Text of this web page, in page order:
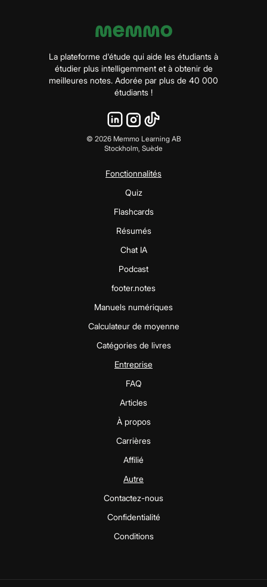
La plateforme d'étude qui aide les étudiants à
étudier plus intelligemment et à obtenir de
meilleures notes. Adorée par plus de 40 000
étudiants !
© 2026Memmo Learning AB
Stockholm, Suède
Fonctionnalités
Quiz
Flashcards
Résumés
Chat IA
Podcast
footer.notes
Manuels numériques
Calculateur de moyenne
Catégories de livres
Entreprise
FAQ
Articles
À propos
Carrières
Affilié
Autre
Contactez-nous
Confidentialité
Conditions